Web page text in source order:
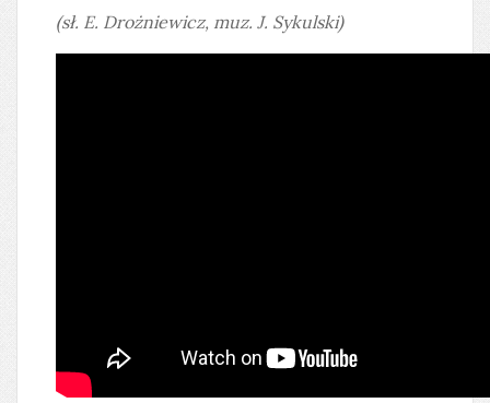
(sł. E. Drożniewicz, muz. J. Sykulski)